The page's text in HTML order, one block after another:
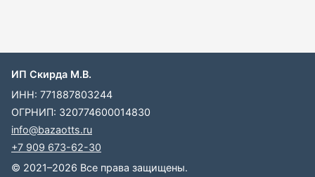
ИП Скирда М.В.
ИНН: 771887803244
ОГРНИП: 320774600014830
info@bazaotts.ru
+7 909 673-62-30
© 2021–2026 Все права защищены.